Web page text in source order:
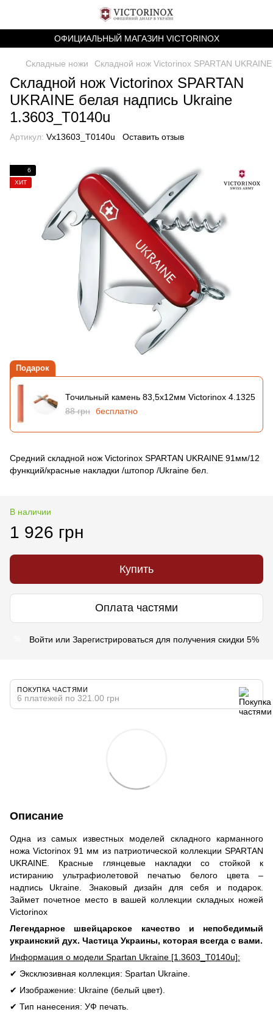
ОФИЦИАЛЬНЫЙ МАГАЗИН VICTORINOX
Складные ножи Складной нож Victorinox SPARTAN
Складной нож Victorinox SPARTAN
UKRAINE белая надпись Ukraine
1.3603_T0140u
Артикул: Vx13603_T0140u Оставить отзыв
6
ХИТ
Подарок
Точильный камень 83,5х12мм Victorinox 4.1325
88 грн бесплатно
Средний складной нож Victorinox SPARTAN UKRAINE 91мм/12
функций/красные накладки /штопор /Ukraine бел.
В наличии
1 926 грн
Купить
Оплата частями
Войти или Зарегистрироваться для получения скидки 5%
ПОКУПКА ЧАСТЯМИ
6 платежей по 321.00 грн
Описание
Одна из самых известных моделей складного карманного
ножа Victorinox 91 мм из патриотической коллекции SPARTAN
UKRAINE. Красные глянцевые накладки со стойкой к
истиранию ультрафиолетовой печатью белого цвета –
надпись Ukraine. Знаковый дизайн для себя и подарок.
Займет почетное место в вашей коллекции складных ножей
Victorinox
Легендарное швейцарское качество и непобедимый
украинский дух. Частица Украины, которая всегда с вами.
Информация о модели Spartan Ukraine [1.3603_T0140u]:
✔ Эксклюзивная коллекция: Spartan Ukraine.
✔ Изображение: Ukraine (белый цвет).
✔ Тип нанесения: УФ печать.